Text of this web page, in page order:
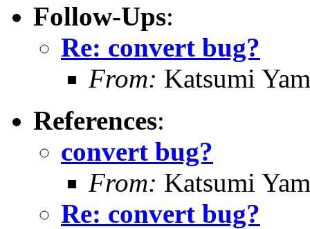
Follow-Ups:
Re: convert bug?
From: Katsumi
References:
convert bug?
From: Katsumi
Re: convert bug?